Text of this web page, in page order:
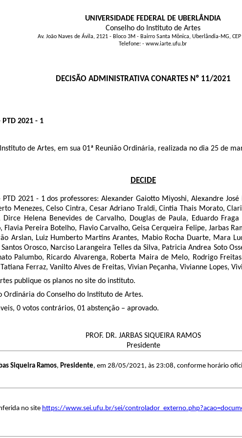
UNIVERSIDADE FEDERAL DE UBERLÂNDIA
Conselho do Instituto de Artes
Av. João Naves de Ávila, 2121 - Bloco 3M - Bairro Santa Mônica, Uberlândia-MG,
Telefone: - www.iarte.ufu.br
DECISÃO ADMINISTRATIVA CONARTES Nº 11/2021
2021 - 1
de Artes, em sua 01ª Reunião Ordinária, realizada no dia 25 de
DECIDE
2021 - 1 dos professores: Alexander Gaiotto Miyoshi, Alexandre
Menezes, Celso Cintra, Cesar Adriano Traldi, Cintia Thais Morato,
Helena Benevides de Carvalho, Douglas de Paula, Eduardo
Pereira Botelho, Flavio Carvalho, Geisa Cerqueira Felipe, Jarbas
Arslan, Luiz Humberto Martins Arantes, Mabio Rocha Duarte, Mara
Orosco, Narciso Larangeira Telles da Silva, Patricia Andrea Soto
Palumbo, Ricardo Alvarenga, Roberta Maira de Melo, Rodrigo
Ferraz, Vanilto Alves de Freitas, Vivian Peçanha, Vivianne Lopes,
publique os planos no site do instituto.
Ordinária do Conselho do Instituto de Artes.
0 votos contrários, 01 abstenção – aprovado.
PROF. DR. JARBAS SIQUEIRA RAMOS
Presidente
Siqueira Ramos, Presidente, em 28/05/2021, às 23:08, conforme horário
no site https://www.sei.ufu.br/sei/